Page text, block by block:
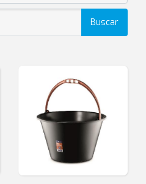
Buscar